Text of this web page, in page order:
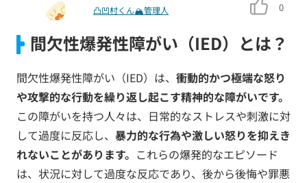
凸凹村くん🏔管理人 0
間欠性爆発性障がい（IED）とは？
間欠性爆発性障がい（IED）は、 衝動的かつ極端な怒り
や攻撃的な行動を繰り返し起こす精神的な障がいです。
この障がいを持つ人々は、日常的なストレスや刺激に対
して過度に反応し、 暴力的な行為や激しい怒りを抑えき
れないことがあります。 これらの爆発的なエピソード
は、状況に対して過度な反応であり、後から後悔や罪悪